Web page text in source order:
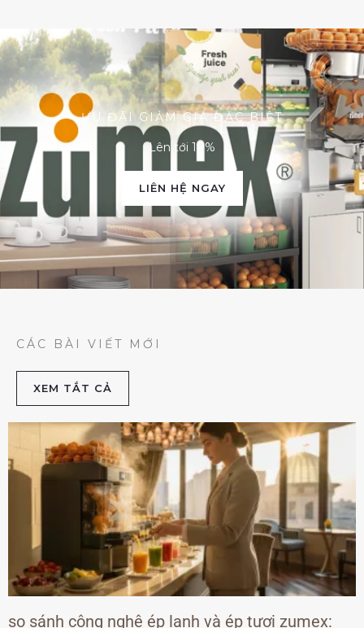
ƯU ĐÃI GIẢM GIÁ ĐẶC BIỆT
Lên tới 10%
LIÊN HỆ NGAY
CÁC BÀI VIẾT MỚI
XEM TẮT CẢ
so sánh công nghệ ép lạnh và ép tươi zumex: